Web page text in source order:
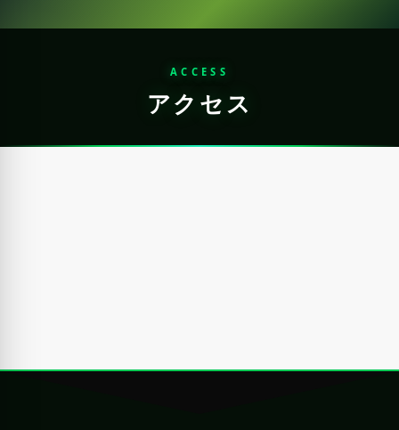
ACCESS
アクセス